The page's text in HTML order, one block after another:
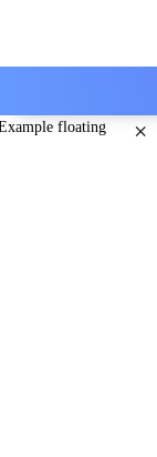
×